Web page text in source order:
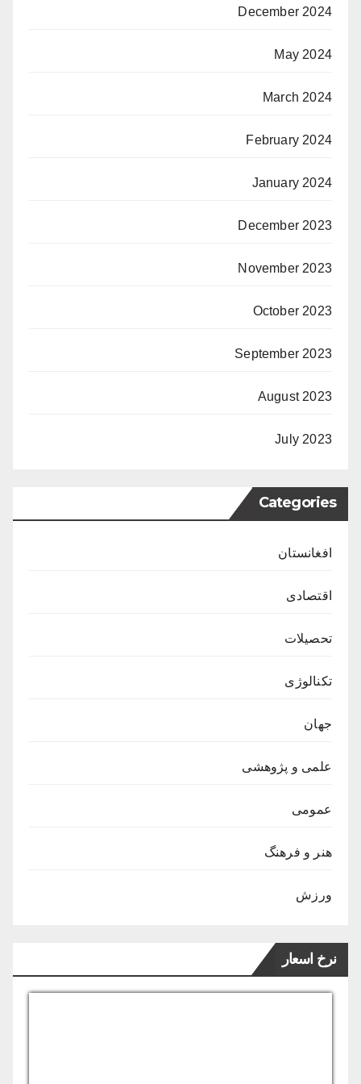
December 2024
May 2024
March 2024
February 2024
January 2024
December 2023
November 2023
October 2023
September 2023
August 2023
July 2023
Categories
افغانستان
اقتصادی
تحصیلات
تکنالوژی
جهان
علمی و پژوهشی
عمومی
هنر و فرهنگ
ورزش
نرخ اسعار